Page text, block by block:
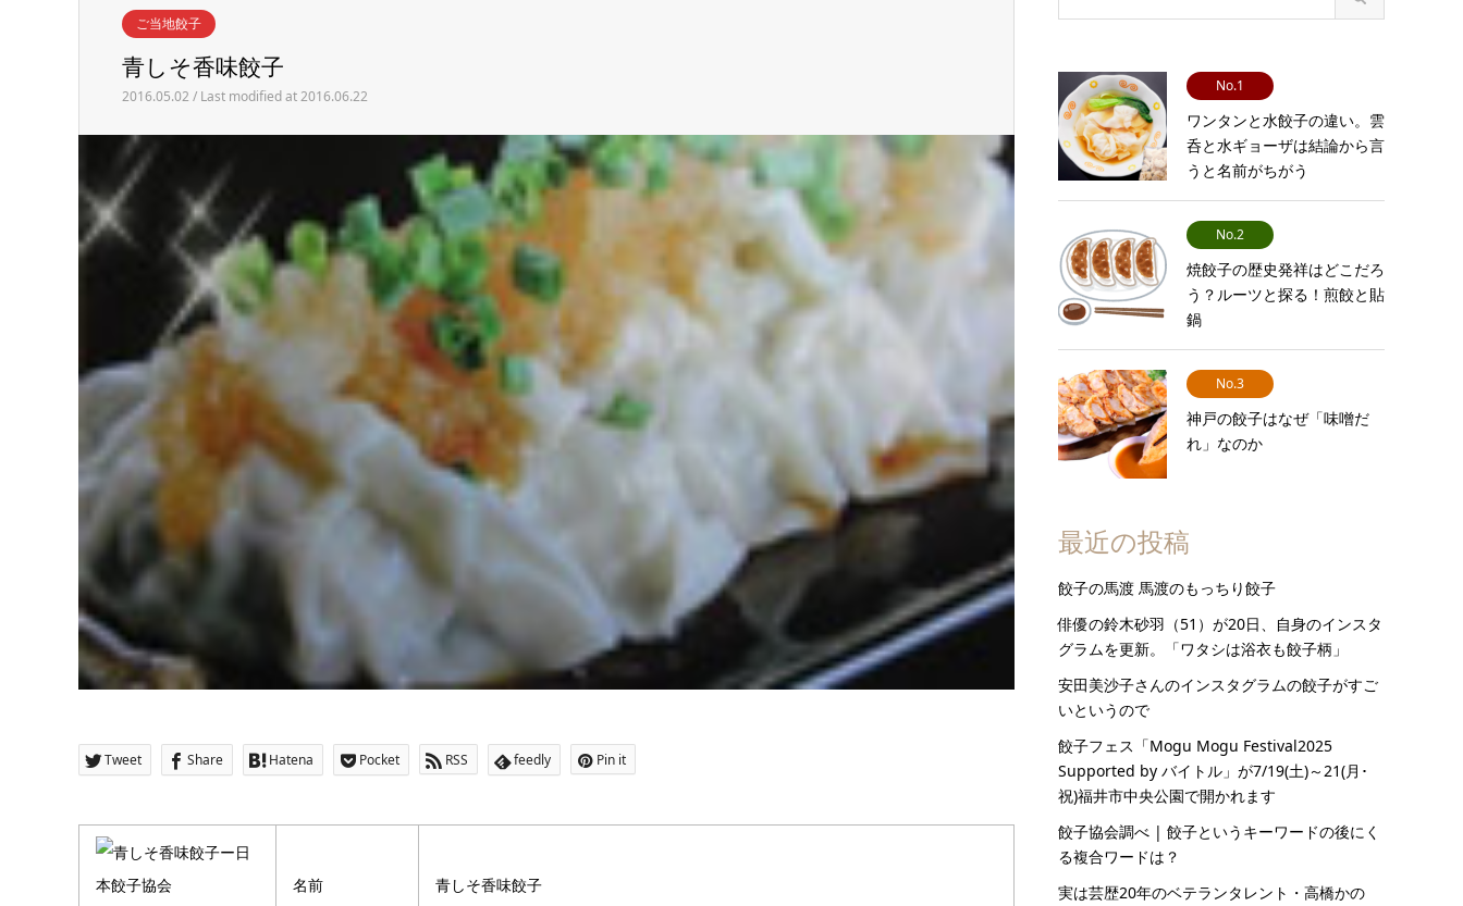
ご当地餃子
青しそ香味餃子
2016.05.02 / Last modified at 2016.06.22
Tweet Share Hatena Pocket RSS feedly Pin it
名前 青しそ香味餃子
No.1
ワンタンと水餃子の違い。雲
呑と水ギョーザは結論から言
うと名前がちがう
No.2
焼餃子の歴史発祥はどこだろ
う？ルーツと探る！煎餃と貼
鍋
No.3
神戸の餃子はなぜ「味噌だ
れ」なのか
最近の投稿
餃子の馬渡 馬渡のもっちり餃子
俳優の鈴木砂羽（51）が20日、自身のインスタ
グラムを更新。「ワタシは浴衣も餃子柄」
安田美沙子さんのインスタグラムの餃子がすご
いというので
餃子フェス「Mogu Mogu Festival2025
Supported by バイトル」が7/19(土)～21(月･
祝)福井市中央公園で開かれます
餃子協会調べ | 餃子というキーワードの後にく
る複合ワードは？
実は芸歴20年のベテランタレント・高橋かの